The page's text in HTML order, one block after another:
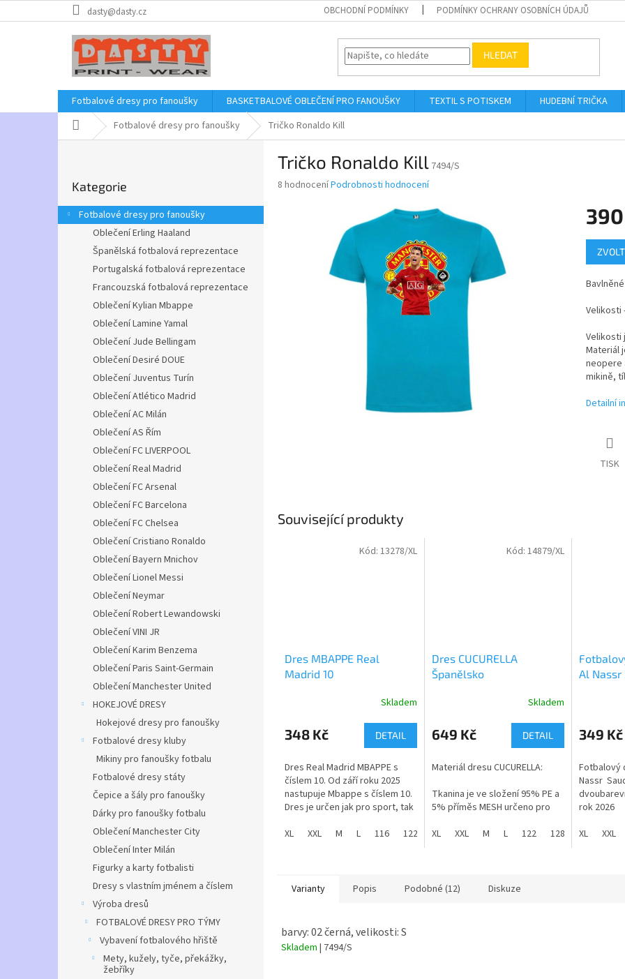
na
dasty@dasty.cz OBCHODNÍ PODMÍNKY PODMÍNKY OCHRANY OSOBNÍCH ÚDAJŮ
HLEDAT
Fotbalové dresy pro fanoušky BASKETBALOVÉ OBLEČENÍ PRO FANOUŠKY TEXTIL S POTISKEM HUDEBNÍ TRIČKA
Domů Fotbalové dresy pro fanoušky Tričko Ronaldo Kill
r
a
kategorie
Kategorie
Fotbalové dresy pro fanoušky
Oblečení Erling Haaland
Španělská fotbalová reprezentace
Portugalská fotbalová reprezentace
Francouzská fotbalová reprezentace
Oblečení Kylian Mbappe
Oblečení Lamine Yamal
Oblečení Jude Bellingam
Oblečení Desiré DOUE
Oblečení Juventus Turín
Oblečení Atlético Madrid
Oblečení AC Milán
Oblečení AS Řím
Oblečení FC LIVERPOOL
Oblečení Real Madrid
Oblečení FC Arsenal
Oblečení FC Barcelona
Oblečení FC Chelsea
Oblečení Cristiano Ronaldo
Oblečení Bayern Mnichov
Oblečení Lionel Messi
Oblečení Neymar
Oblečení Robert Lewandowski
Oblečení VINI JR
Oblečení Karim Benzema
Oblečení Paris Saint-Germain
Oblečení Manchester United
HOKEJOVÉ DRESY
Hokejové dresy pro fanoušky
Fotbalové dresy kluby
Mikiny pro fanoušky fotbalu
Fotbalové dresy státy
Čepice a šály pro fanoušky
Dárky pro fanoušky fotbalu
Oblečení Manchester City
Oblečení Inter Milán
Figurky a karty fotbalisti
Dresy s vlastním jménem a číslem
Výroba dresů
FOTBALOVÉ DRESY PRO TÝMY
Vybavení fotbalového hřiště
Mety, kužely, tyče, překážky,
žebříky
Tričko Ronaldo Kill 7494/S
Průměrné
8 hodnoceníPodrobnosti hodnocení
Měrná
cena:
Velikosti
Velikosti
Materiál
neopere
mikině,
Detailní
TISK
Související produkty
Dres MBAPPE Real
Madrid 10
produktu
je
z
5
hvězdiček.
Skladem
348 Kč DETAIL
Dres Real Madrid MBAPPE s
číslem 10. Od září roku 2025
nastupuje Mbappe s číslem 10.
Dres je určen jak pro sport, tak
která se přidává do látky při
Trenýrky můžete zakoupit zde:
Materiál – 100% PE
XL XXL M L 116 122 128 134 146 152 158 164
Kód: 13278/XL
Dres CUCURELLA
Španělsko
Skladem
649 Kč DETAIL
Materiál dresu CUCURELLA:
Tkanina je ve složení 95% PE a
5% příměs MESH určeno pro
potu.
reprezentuje anglický
XL XXL M L 122 128 134 140
Kód: 14879/XL
Al
produktu
je
z
5
hvězdiček.
349 Kč
Fotbalový
Nassr
rok 2026
Dres je
XL XXL
Varianty Popis Podobné (12) Diskuze
barvy: 02 černá, velikosti: S
Skladem | 7494/S